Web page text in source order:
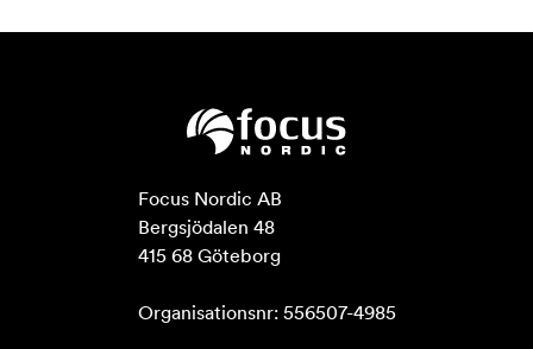
Focus Nordic AB
Bergsjödalen 48
415 68 Göteborg
Organisationsnr: 556507-4985